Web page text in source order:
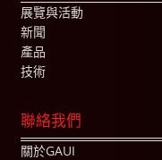
展覽與活動
新聞
產品
技術
聯絡我們
關於GAUI